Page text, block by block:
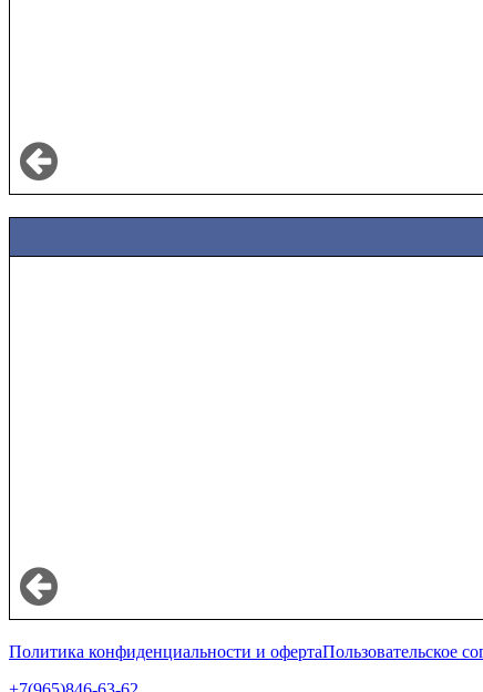
Политика конфиденциальности и офертаПользовательское